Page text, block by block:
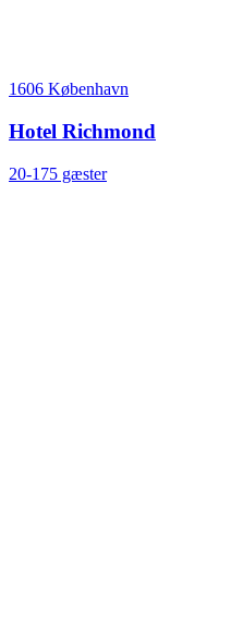
1606 København
Hotel Richmond
20-175 gæster